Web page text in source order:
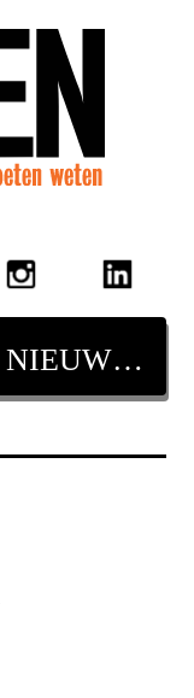
AANMELDEN VOOR NIEUWSBRIEF